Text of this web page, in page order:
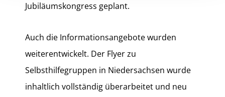
Jubiläumskongress geplant.
Auch die Informationsangebote wurden
weiterentwickelt. Der Flyer zu
Selbsthilfegruppen in Niedersachsen wurde
inhaltlich vollständig überarbeitet und neu